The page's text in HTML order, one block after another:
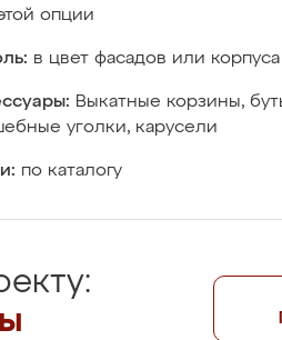
опции
в цвет фасадов или корпуса
Выкатные корзины,
уголки, карусели
по каталогу